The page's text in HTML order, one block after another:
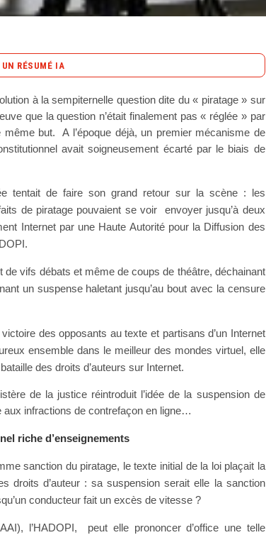
UN RÉSUMÉ IA
le droit d’auteur sur Internet est de nouveau au
d’une nouvelle loi, souvent appelée « HADOPI
vise à renforcer les sanctions pour les infractions
proposait une riposte graduée, l’HADOPI 2
a récemment censuré le volet répressif de la
liberté fondamentale, protégée par la Déclaration
nécessité d’un jugement par une instance
de protéger la propriété intellectuelle, les
par HADOPI 2 pourrait mener à des
en question la présomption d’innocence. De
engendrer de vifs débats au Parlement, preuve
est loin d’être terminée.
à la sempiternelle question dite du « piratage » sur
que la question n’était finalement pas « réglée » par
but. A l’époque déjà, un premier mécanisme de
avait soigneusement écarté par le biais de
tentait de faire son grand retour sur la scène : les
de piratage pouvaient se voir envoyer jusqu’à deux
Internet par une Haute Autorité pour la Diffusion des
vifs débats et même de coups de théâtre, déchainant
un suspense haletant jusqu’au bout avec la censure
des opposants au texte et partisans d’un Internet
ensemble dans le meilleur des mondes virtuel, elle
des droits d’auteurs sur Internet.
de la justice réintroduit l’idée de la suspension de
aux infractions de contrefaçon en ligne…
riche d’enseignements
sanction du piratage, le texte initial de la loi plaçait la
droits d’auteur : sa suspension serait elle la sanction
conducteur fait un excès de vitesse ?
l’HADOPI, peut elle prononcer d’office une telle